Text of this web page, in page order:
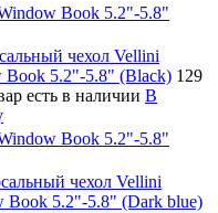
Book 5.2"-5.8"
чехол Vellini
Book 5.2"-5.8" (Black) 129
есть в наличии В
Book 5.2"-5.8"
чехол Vellini
Book 5.2"-5.8" (Dark blue)